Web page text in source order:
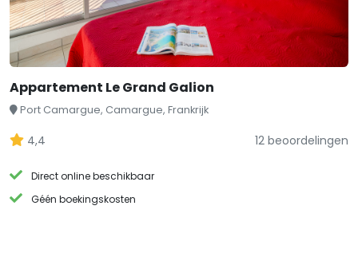
Appartement Le Grand Galion
Port Camargue, Camargue, Frankrijk
4,4 12 beoordelingen
Direct online beschikbaar
Géén boekingskosten